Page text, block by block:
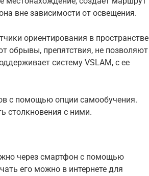
вне зависимости от освещения.
ориентирования в пространстве
обрывы, препятствия, не позволяют
систему VSLAM, с ее
с помощью опции самообучения.
столкновения с ними.
через смартфон с помощью
его можно в интернете для